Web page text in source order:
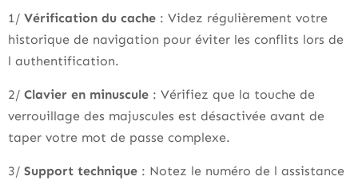
1/ Vérification du cache : Videz régulièrement votre
historique de navigation pour éviter les conflits lors de
l authentification.
2/ Clavier en minuscule : Vérifiez que la touche de
verrouillage des majuscules est désactivée avant de
taper votre mot de passe complexe.
3/ Support technique : Notez le numéro de l assistance